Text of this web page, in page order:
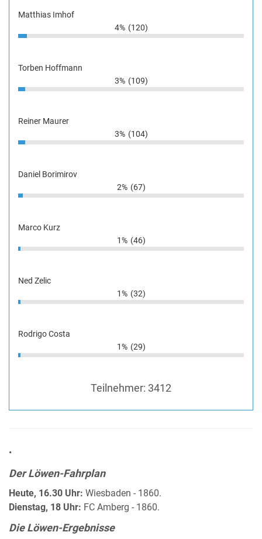
Matthias Imhof
4% (120)
Torben Hoffmann
3% (109)
Reiner Maurer
3% (104)
Daniel Borimirov
2% (67)
Marco Kurz
1% (46)
Ned Zelic
1% (32)
Rodrigo Costa
1% (29)
Teilnehmer: 3412
•
Der Löwen-Fahrplan
Heute, 16.30 Uhr: Wiesbaden - 1860.
Dienstag, 18 Uhr: FC Amberg - 1860.
Die Löwen-Ergebnisse